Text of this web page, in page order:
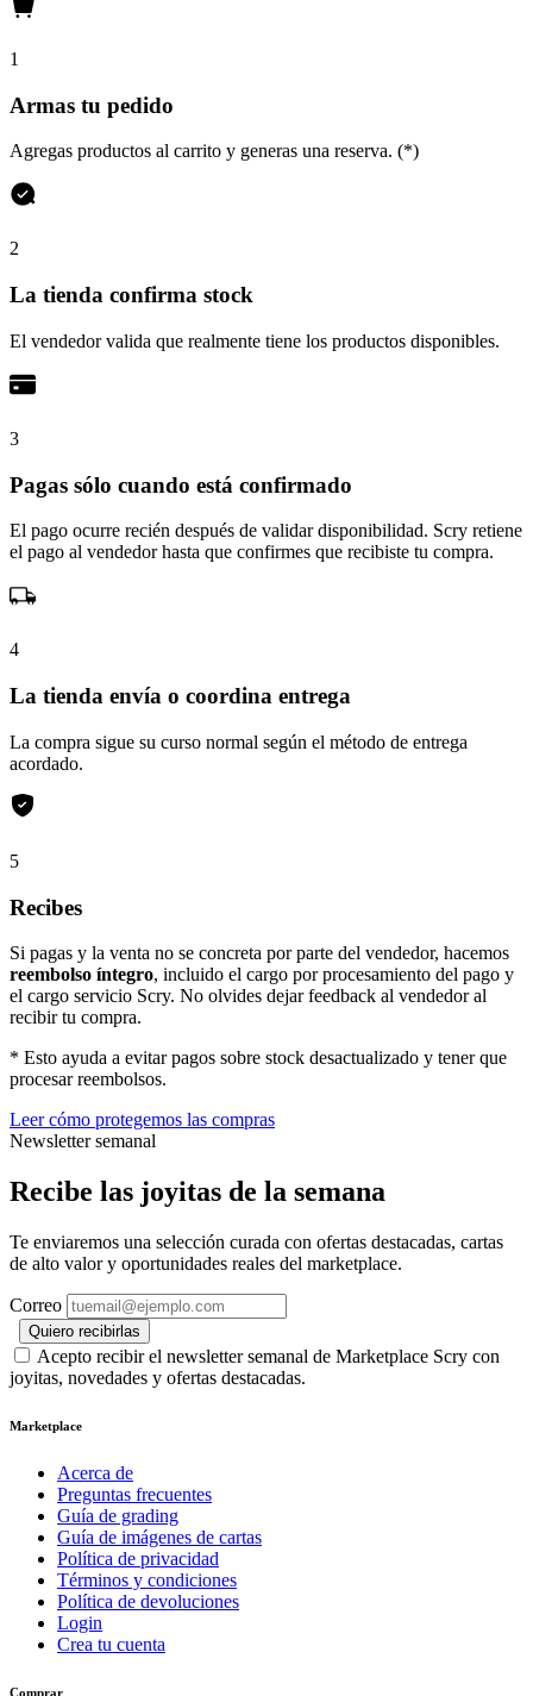
1
Armas tu pedido
Agregas productos al carrito y generas una reserva. (*)
2
La tienda confirma stock
El vendedor valida que realmente tiene los productos disponibles.
3
Pagas sólo cuando está confirmado
El pago ocurre recién después de validar disponibilidad. Scry retiene
el pago al vendedor hasta que confirmes que recibiste tu compra.
4
La tienda envía o coordina entrega
La compra sigue su curso normal según el método de entrega
acordado.
5
Recibes
Si pagas y la venta no se concreta por parte del vendedor, hacemos
reembolso íntegro, incluido el cargo por procesamiento del pago y
el cargo servicio Scry. No olvides dejar feedback al vendedor al
recibir tu compra.
* Esto ayuda a evitar pagos sobre stock desactualizado y tener que
procesar reembolsos.
Leer cómo protegemos las compras
Newsletter semanal
Recibe las joyitas de la semana
Te enviaremos una selección curada con ofertas destacadas, cartas
de alto valor y oportunidades reales del marketplace.
Correo
Quiero recibirlas
Acepto recibir el newsletter semanal de Marketplace Scry con
joyitas, novedades y ofertas destacadas.
Marketplace
Acerca de
Preguntas frecuentes
Guía de grading
Guía de imágenes de cartas
Política de privacidad
Términos y condiciones
Política de devoluciones
Login
Crea tu cuenta
Comprar